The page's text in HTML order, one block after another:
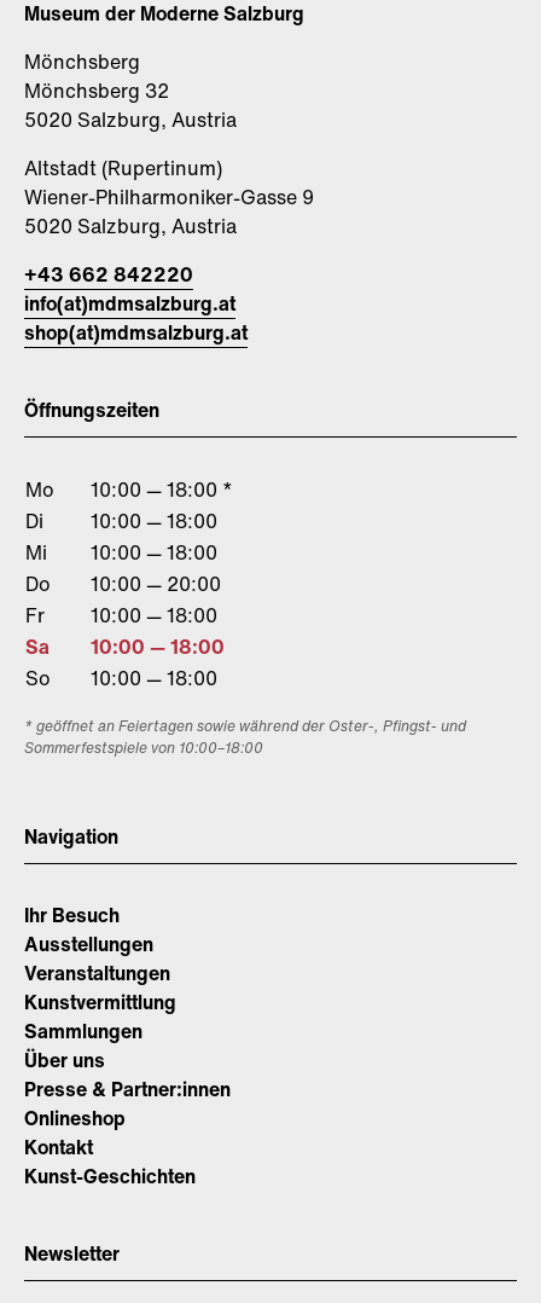
Museum der Moderne Salzburg
Mönchsberg
Mönchsberg 32
5020 Salzburg, Austria
Altstadt (Rupertinum)
Wiener-Philharmoniker-Gasse 9
5020 Salzburg, Austria
+43 662 842220
info(at)mdmsalzburg.at
shop(at)mdmsalzburg.at
Öffnungszeiten
Mo
10:00 — 18:00 *
Di
10:00 — 18:00
Mi
10:00 — 18:00
Do
10:00 — 20:00
Fr
10:00 — 18:00
Sa
10:00 — 18:00
So
10:00 — 18:00
* geöffnet an Feiertagen sowie während der Oster-, Pfingst- und
Sommerfestspiele von 10:00–18:00
Navigation
Ihr Besuch
Ausstellungen
Veranstaltungen
Kunstvermittlung
Sammlungen
Über uns
Presse & Partner:innen
Onlineshop
Kontakt
Kunst-Geschichten
Newsletter